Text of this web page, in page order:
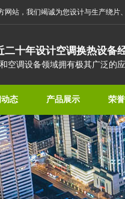
网站，我们竭诚为您设计与生产绕片
二十年设计空调换热设备
空调设备领域拥有极其广泛的
态 产品展示 荣